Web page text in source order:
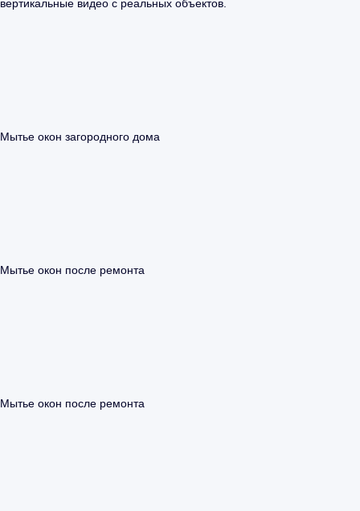
вертикальные видео с реальных объектов.
Мытье окон загородного дома
Мытье окон после ремонта
Мытье окон после ремонта